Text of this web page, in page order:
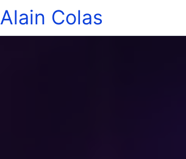
Alain Colas